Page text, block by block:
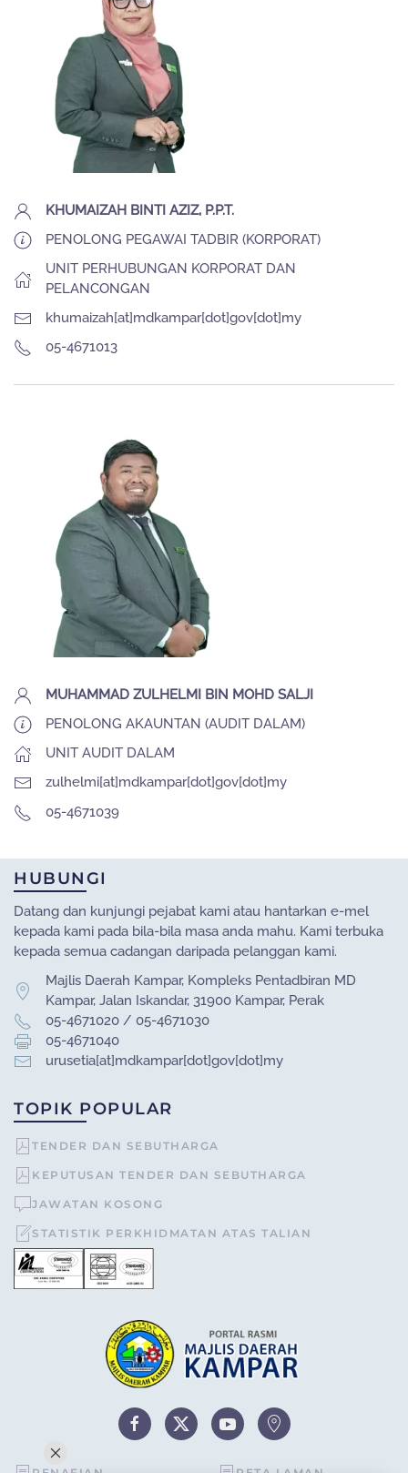
KHUMAIZAH BINTI AZIZ, P.P.T.
PENOLONG PEGAWAI TADBIR (KORPORAT)
UNIT PERHUBUNGAN KORPORAT DAN
PELANCONGAN
khumaizah[at]mdkampar[dot]gov[dot]my
05-4671013
MUHAMMAD ZULHELMI BIN MOHD SALJI
PENOLONG AKAUNTAN (AUDIT DALAM)
UNIT AUDIT DALAM
zulhelmi[at]mdkampar[dot]gov[dot]my
05-4671039
HUBUNGI
Datang dan kunjungi pejabat kami atau hantarkan e-mel
kepada kami pada bila-bila masa anda mahu. Kami terbuka
kepada semua cadangan daripada pelanggan kami.
Majlis Daerah Kampar, Kompleks Pentadbiran MD
Kampar, Jalan Iskandar, 31900 Kampar, Perak
05-4671020 / 05-4671030
05-4671040
urusetia[at]mdkampar[dot]gov[dot]my
TOPIK POPULAR
TENDER DAN SEBUTHARGA
KEPUTUSAN TENDER DAN SEBUTHARGA
JAWATAN KOSONG
STATISTIK PERKHIDMATAN ATAS TALIAN